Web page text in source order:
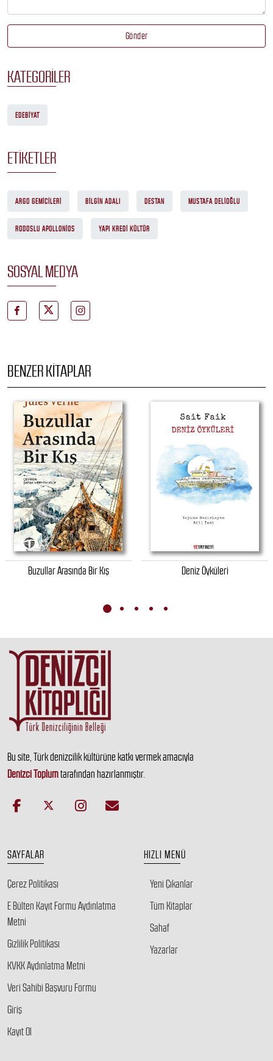
Gönder
KATEGORILER
EDEBIYAT
ETIKETLER
ARGO GEMICILERI BILGIN ADALI DESTAN MUSTAFA DELIOĞLU
RODOSLU APOLLONIOS YAPI KREDI KÜLTÜR
SOSYAL MEDYA
BENZER KITAPLAR
Buzullar Arasında Bir Kış Deniz Öyküleri
Bu site, Türk denizcilik kültürüne katkı vermek amacıyla
Denizci Toplumtarafından hazırlanmıştır.
SAYFALAR
Çerez Politikası
E Bülten Kayıt Formu Aydınlatma
Metni
Gizlilik Politikası
KVKK Aydınlatma Metni
Veri Sahibi Başvuru Formu
Giriş
Kayıt Ol
HIZLI MENÜ
Yeni Çıkanlar
Tüm Kitaplar
Sahaf
Yazarlar